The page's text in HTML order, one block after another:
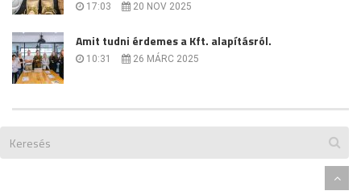
17:03 20 NOV 2025
Amit tudni érdemes a Kft. alapításról.
10:31 26 MÁRC 2025